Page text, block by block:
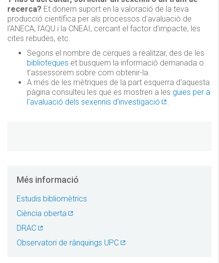
recerca? Et donem suport en la valoració de la teva
producció científica per als processos d'avaluació de
l'ANECA, l'AQU i la CNEAI, cercant el factor d'impacte, les
cites rebudes, etc.
Segons el nombre de cerques a realitzar, des de les
biblioteques et busquem la informació demanada o
t'assessorem sobre com obtenir-la.
A més de les mètriques de la part esquerra d'aquesta
pàgina consulteu les que es mostren a les guies per a
l'avaluació dels sexennis d'investigació
Més informació
Estudis bibliomètrics
Ciència oberta
DRAC
Observatori de rànquings UPC